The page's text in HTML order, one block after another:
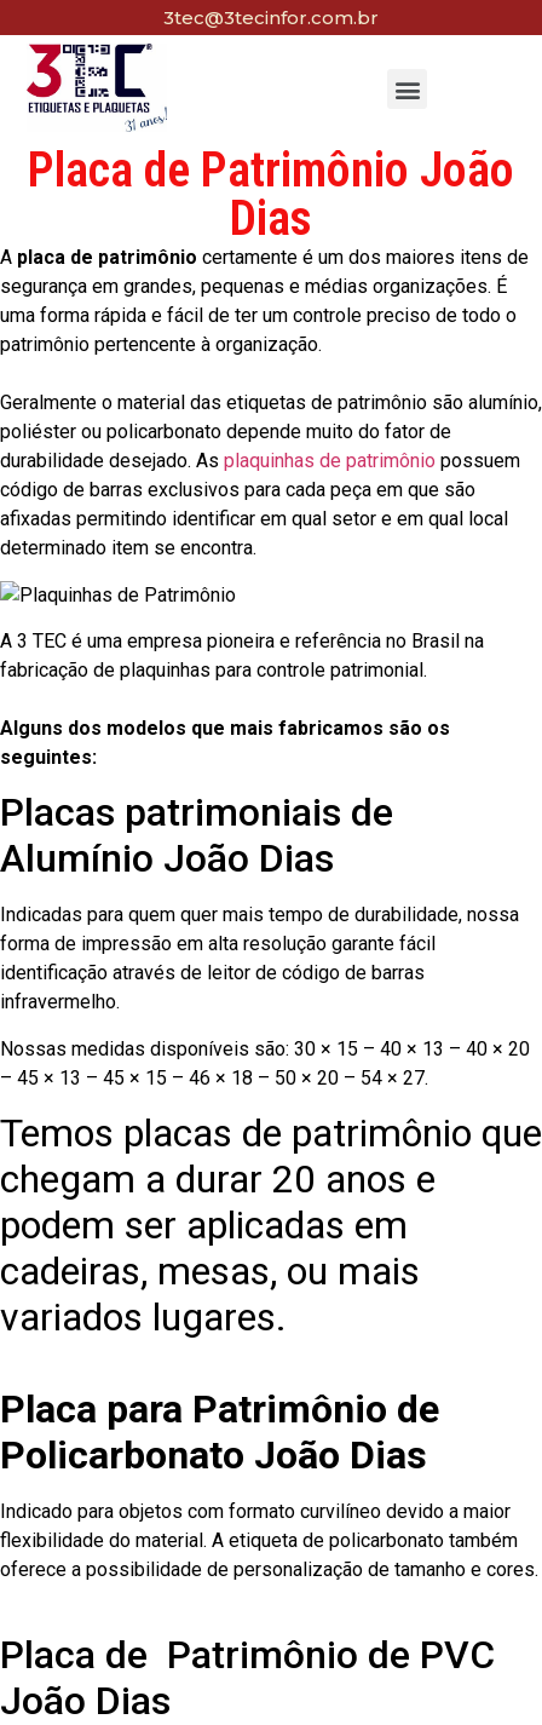
3tec@3tecinfor.com.br
Placa de Patrimônio João
Dias
A placa de patrimônio certamente é um dos maiores itens de
segurança em grandes, pequenas e médias organizações. É
uma forma rápida e fácil de ter um controle preciso de todo o
patrimônio pertencente à organização.
Geralmente o material das etiquetas de patrimônio são alumínio,
poliéster ou policarbonato depende muito do fator de
durabilidade desejado. As plaquinhas de patrimônio possuem
código de barras exclusivos para cada peça em que são
afixadas permitindo identificar em qual setor e em qual local
determinado item se encontra.
A 3 TEC é uma empresa pioneira e referência no Brasil na
fabricação de plaquinhas para controle patrimonial.
Alguns dos modelos que mais fabricamos são os
seguintes:
Placas patrimoniais de
Alumínio João Dias
Indicadas para quem quer mais tempo de durabilidade, nossa
forma de impressão em alta resolução garante fácil
identificação através de leitor de código de barras
infravermelho.
Nossas medidas disponíveis são: 30 × 15 – 40 × 13 – 40 × 20
– 45 × 13 – 45 × 15 – 46 × 18 – 50 × 20 – 54 × 27.
Temos placas de patrimônio que
chegam a durar 20 anos e
podem ser aplicadas em
cadeiras, mesas, ou mais
variados lugares.
Placa para Patrimônio de
Policarbonato João Dias
Indicado para objetos com formato curvilíneo devido a maior
flexibilidade do material. A etiqueta de policarbonato também
oferece a possibilidade de personalização de tamanho e cores.
Placa de Patrimônio de PVC
João Dias